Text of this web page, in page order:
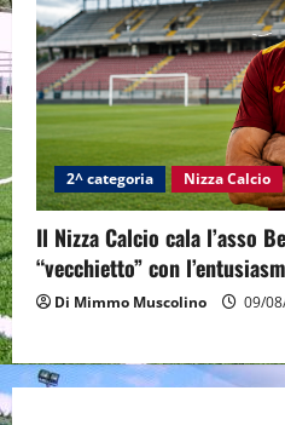
2^ categoria Nizza Calcio
Il Nizza Calcio cala l’asso
“vecchietto” con
Di Mimmo Muscolino 09/